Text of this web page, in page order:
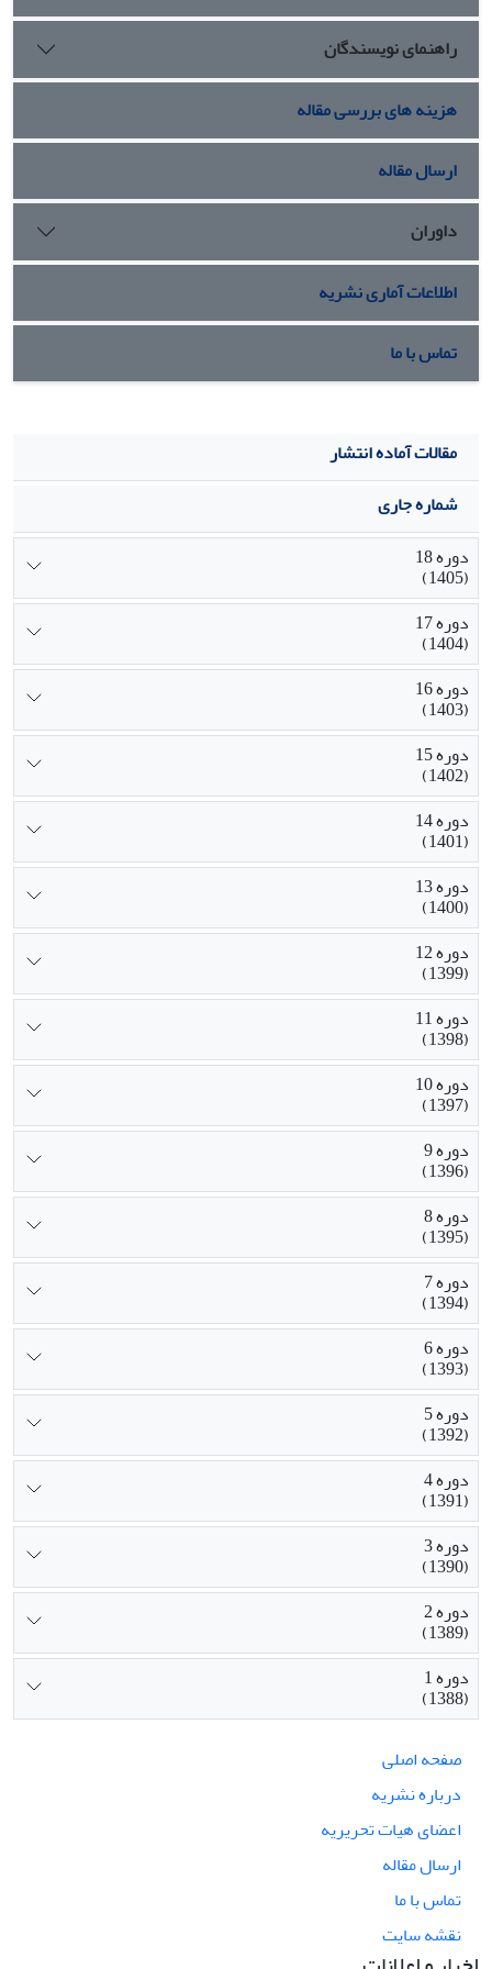
راهنمای نویسندگان
هزینه های بررسی مقاله
ارسال مقاله
داوران
اطلاعات آماری نشریه
تماس با ما
مقالات آماده انتشار
شماره جاری
دوره 18
(1405)
دوره 17
(1404)
دوره 16
(1403)
دوره 15
(1402)
دوره 14
(1401)
دوره 13
(1400)
دوره 12
(1399)
دوره 11
(1398)
دوره 10
(1397)
دوره 9
(1396)
دوره 8
(1395)
دوره 7
(1394)
دوره 6
(1393)
دوره 5
(1392)
دوره 4
(1391)
دوره 3
(1390)
دوره 2
(1389)
دوره 1
(1388)
صفحه اصلی
درباره نشریه
اعضای هیات تحریریه
ارسال مقاله
تماس با ما
نقشه سایت